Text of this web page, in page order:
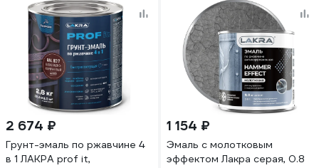
2 674 ₽
Грунт-эмаль по ржавчине 4
в 1 ЛАКРА prof it,
1 154 ₽
Эмаль с молотковым
эффектом Лакра серая, 0.8